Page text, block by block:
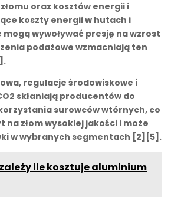
oraz kosztów energii i
koszty energii w hutach i
wywoływać presję na wzrost
podażowe wzmacniają ten
regulacje środowiskowe i
skłaniają producentów do
surowców wtórnych, co
na złom wysokiej jakości i może
w wybranych segmentach [2][5].
ile kosztuje aluminium